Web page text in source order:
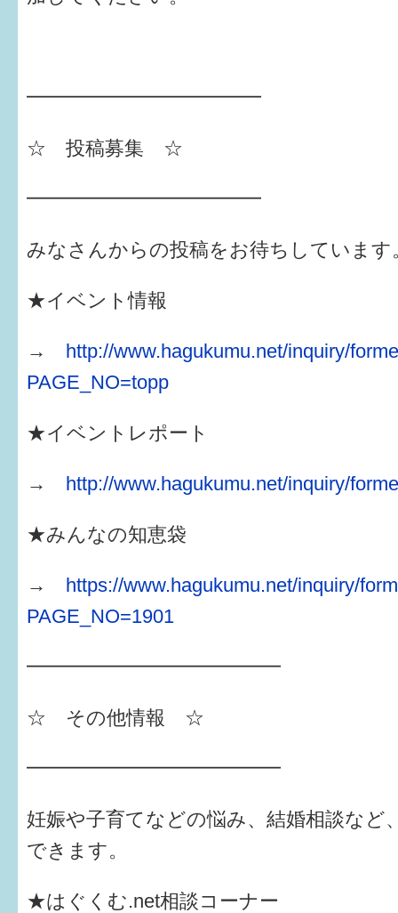
━━━━━━━━━━━━
☆ 投稿募集 ☆
━━━━━━━━━━━━
みなさんからの投稿をお待ちしています
★イベント情報
→ http://www.hagukumu.net/inquiry/
PAGE_NO=topp
★イベントレポート
→ http://www.hagukumu.net/inquiry/
★みんなの知恵袋
→ https://www.hagukumu.net/inquiry/
PAGE_NO=1901
━━━━━━━━━━━━━
☆ その他情報 ☆
━━━━━━━━━━━━━
妊娠や子育てなどの悩み、結婚相談など
できます。
★はぐくむ.net相談コーナー